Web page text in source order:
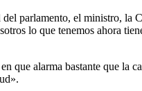
parlamento, el ministro, la
lo que tenemos ahora
que alarma bastante que la